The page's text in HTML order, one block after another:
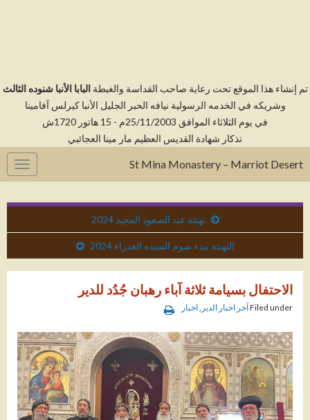
إنشاء هذا الموقع تحت رعاية صاحب القداسة والغبطةالبابا الأنبا شنوده الثالث
وشريكه في الخدمه الرسولية نيافه الحبر الجليل الأنبا كيرلس آفامينا
في يوم الثلاثاء الموافق 25/11/2003م - 15 هاتور 1720ش
تذكار شهادة القديس العظيم مار مينا العجائبي
St Mina Monastery – Marriot Desert
تهنئة عيد الصعود المجيد 2024
التهنئة ببدء صوم السيده العذراء 2024
الاحتفال بسيامة ثلاثة آباء رهبان جُدُد للدير
Filed underآخر اخبار الدير, اخبار